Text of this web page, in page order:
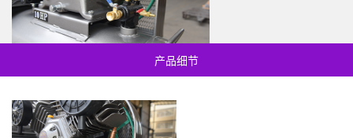
产品细节